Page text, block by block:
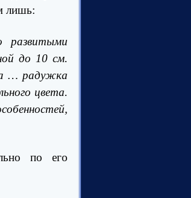
лишь:
развитыми
до 10 см.
… радужка
цвета.
по его